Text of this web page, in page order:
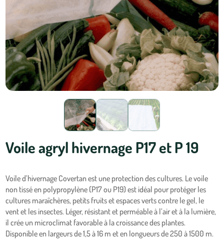
Voile agryl hivernage P17 et P 19
Voile d’hivernage Covertan est une protection des cultures. Le voile
non tissé en polypropylène (P17 ou P19) est idéal pour protéger les
cultures maraîchères, petits fruits et espaces verts contre le gel, le
vent et les insectes. Léger, résistant et perméable à l’air et à la lumière,
il crée un microclimat favorable à la croissance des plantes.
Disponible en largeurs de 1,5 à 16 m et en longueurs de 250 à 1500 m.